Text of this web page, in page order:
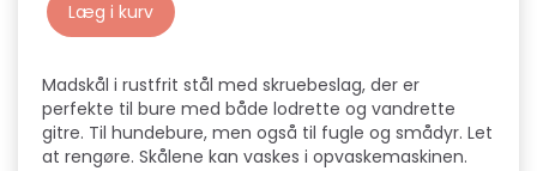
Læg i kurv
Madskål i rustfrit stål med skruebeslag, der er
perfekte til bure med både lodrette og vandrette
gitre. Til hundebure, men også til fugle og smådyr. Let
at rengøre. Skålene kan vaskes i opvaskemaskinen.